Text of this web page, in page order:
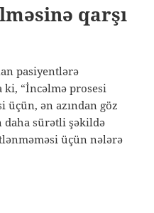
qarşı
pasiyentlərə
“İncəlmə prosesi
üçün, ən azından göz
sürətli şəkildə
üçün nələrə